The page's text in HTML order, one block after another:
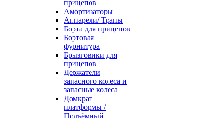
прицепов
Амортизаторы
Аппарели/ Трапы
Борта для прицепов
Бортовая
фурнитура
Брызговики для
прицепов
Держатели
запасного колеса и
запасные колеса
Домкрат
платформы /
Подъёмный